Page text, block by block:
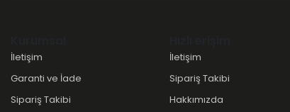
İletişim
Garanti ve İade
Sipariş Takibi
İletişim
Sipariş Takibi
Hakkımızda